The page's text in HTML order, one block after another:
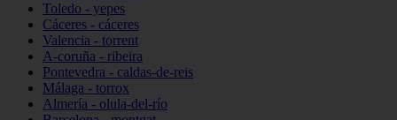
Toledo - yepes
Cáceres - cáceres
Valencia - torrent
A-coruña - ribeira
Pontevedra - caldas-de-reis
Málaga - torrox
Almería - olula-del-río